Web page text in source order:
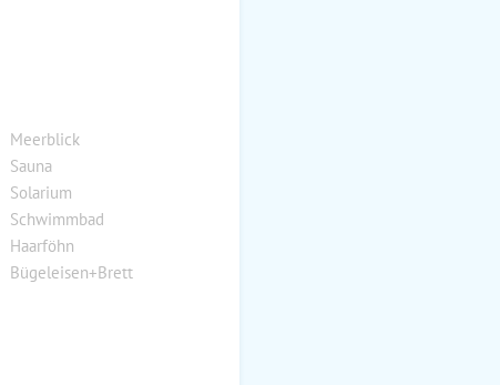
Meerblick
Sauna
Solarium
Schwimmbad
Haarföhn
Bügeleisen+Brett